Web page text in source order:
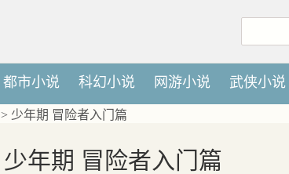
都市小说 科幻小说 网游小说 武侠小说
> 少年期 冒险者入门篇
少年期 冒险者入门篇